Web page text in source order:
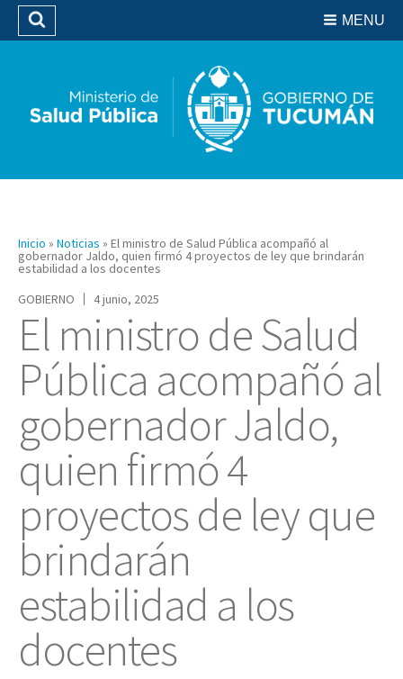
Biblioteca
MENU
Buscar
Inicio » Noticias » El ministro de Salud Pública acompañó al
gobernador Jaldo, quien firmó 4 proyectos de ley que brindarán
estabilidad a los docentes
GOBIERNO
4 junio, 2025
El ministro de Salud
Pública acompañó al
gobernador Jaldo,
quien firmó 4
proyectos de ley que
brindarán
estabilidad a los
docentes